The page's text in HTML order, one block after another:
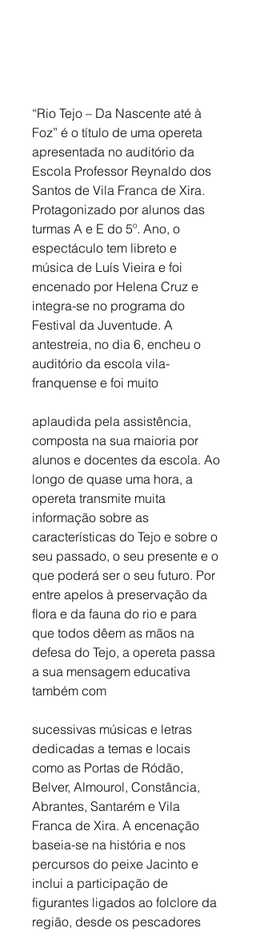
“Rio Tejo – Da Nascente até à
Foz” é o título de uma opereta
apresentada no auditório da
Escola Professor Reynaldo dos
Santos de Vila Franca de Xira.
Protagonizado por alunos das
turmas A e E do 5º. Ano, o
espectáculo tem libreto e
música de Luís Vieira e foi
encenado por Helena Cruz e
integra-se no programa do
Festival da Juventude. A
antestreia, no dia 6, encheu o
auditório da escola vila-
franquense e foi muito
aplaudida pela assistência,
composta na sua maioria por
alunos e docentes da escola. Ao
longo de quase uma hora, a
opereta transmite muita
informação sobre as
características do Tejo e sobre o
seu passado, o seu presente e o
que poderá ser o seu futuro. Por
entre apelos à preservação da
flora e da fauna do rio e para
que todos dêem as mãos na
defesa do Tejo, a opereta passa
a sua mensagem educativa
também com
sucessivas músicas e letras
dedicadas a temas e locais
como as Portas de Ródão,
Belver, Almourol, Constância,
Abrantes, Santarém e Vila
Franca de Xira. A encenação
baseia-se na história e nos
percursos do peixe Jacinto e
inclui a participação de
figurantes ligados ao folclore da
região, desde os pescadores